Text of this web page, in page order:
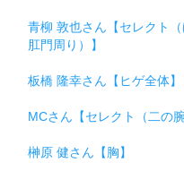
青柳 敦也さん【セレクト
肛門周り）】
板橋 隆幸さん【ヒゲ全体】
MCさん【セレクト（二の
榊原 健さん【胸】